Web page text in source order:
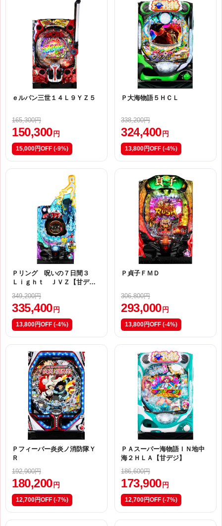
ｅルパン三世１４Ｌ９ＹＺ５
165,300円
150,300 円
15,000円OFF (-9%)
Ｐ大海物語５ＨＣＬ
338,200円
324,400 円
13,800円OFF (-4%)
Ｐリング 呪いの７日間３
Ｌｉｇｈｔ ＪＶＺ【甘デ
349,200円
335,400円
13,800円OFF (-4%)
Ｐ貞子ＦＭＤ
306,800円
293,000円
13,800円OFF (-4%)
Ｐフィーバー炎炎ノ消防隊Ｙ
Ｒ
192,900円
180,200 円
12,700円OFF (-7%)
ＰＡスーパー海物語ＩＮ地中
海２ＨＬＡ【甘デジ】
186,600円
173,900 円
12,700円OFF (-7%)